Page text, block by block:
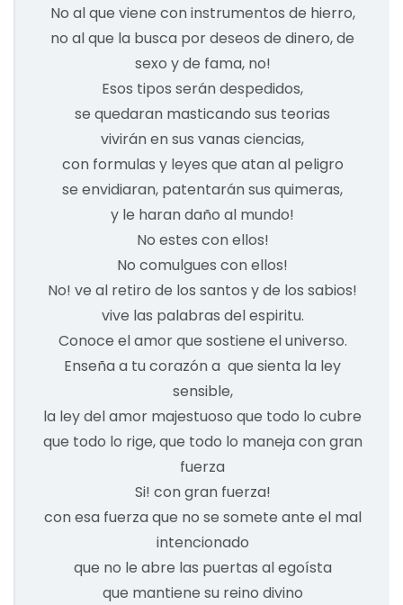
No al que viene con instrumentos de hierro,
no al que la busca por deseos de dinero, de
sexo y de fama, no!
Esos tipos serán despedidos,
se quedaran masticando sus teorias
vivirán en sus vanas ciencias,
con formulas y leyes que atan al peligro
se envidiaran, patentarán sus quimeras,
y le haran daño al mundo!
No estes con ellos!
No comulgues con ellos!
No! ve al retiro de los santos y de los sabios!
vive las palabras del espiritu.
Conoce el amor que sostiene el universo.
Enseña a tu corazón a que sienta la ley
sensible,
la ley del amor majestuoso que todo lo cubre
que todo lo rige, que todo lo maneja con gran
fuerza
Si! con gran fuerza!
con esa fuerza que no se somete ante el mal
intencionado
que no le abre las puertas al egoísta
que mantiene su reino divino